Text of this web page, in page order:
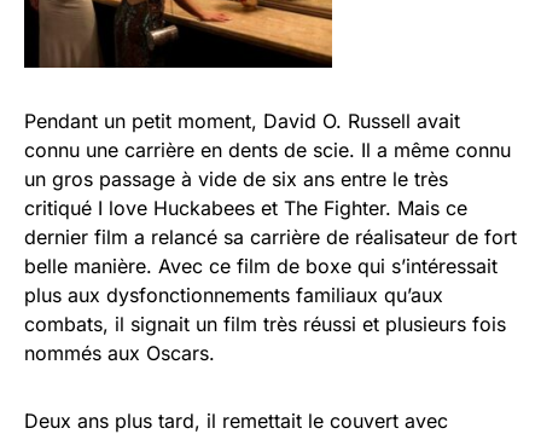
Pendant un petit moment, David O. Russell avait
connu une carrière en dents de scie. Il a même connu
un gros passage à vide de six ans entre le très
critiqué I love Huckabees et The Fighter. Mais ce
dernier film a relancé sa carrière de réalisateur de fort
belle manière. Avec ce film de boxe qui s’intéressait
plus aux dysfonctionnements familiaux qu’aux
combats, il signait un film très réussi et plusieurs fois
nommés aux Oscars.
Deux ans plus tard, il remettait le couvert avec